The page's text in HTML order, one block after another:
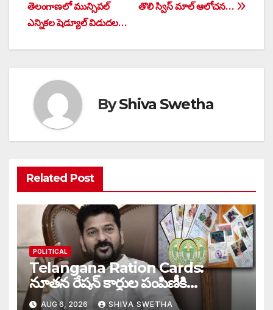
తొలి స్విస్ మాల్ ఆలోచన…
తెలంగాణలో మున్సిపల్‌
ఎన్నికల షెడ్యూల్‌ విడుదల…
ByShiva Swetha
Related Post
POLITICAL
Telangana Ration Cards:
నూతన రేషన్ కార్డుల పంపిణీకి
ముహూర్తం ఫిక్స్‌…
AUG 6, 2026 SHIVA SWETHA